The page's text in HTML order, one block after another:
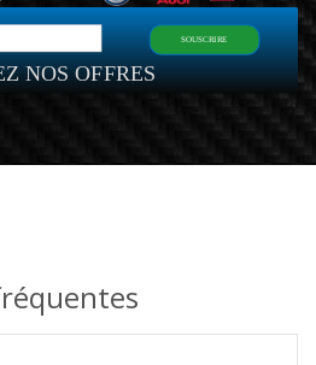
NOS OFFRES
SOUSCRIRE